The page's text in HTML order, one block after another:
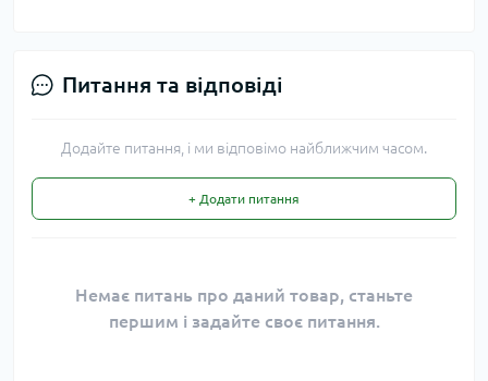
Питання та відповіді
Додайте питання, і ми відповімо найближчим часом.
+ Додати питання
Немає питань про даний товар, станьте
першим і задайте своє питання.